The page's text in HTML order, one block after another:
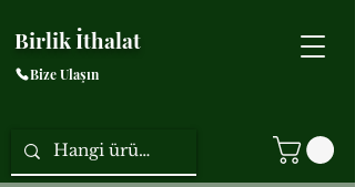
Birlik İthalat
Bize Ulaşın